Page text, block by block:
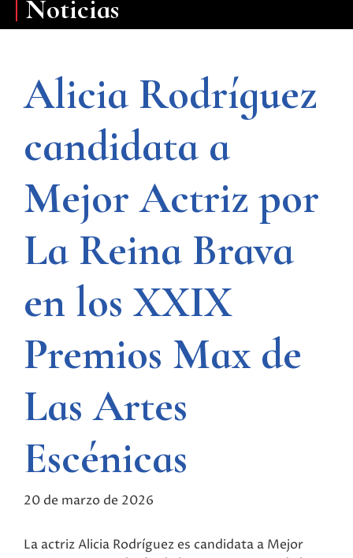
Noticias
Alicia Rodríguez
candidata a
Mejor Actriz por
La Reina Brava
en los XXIX
Premios Max de
Las Artes
Escénicas
20 de marzo de 2026
La actriz Alicia Rodríguez es candidata a Mejor